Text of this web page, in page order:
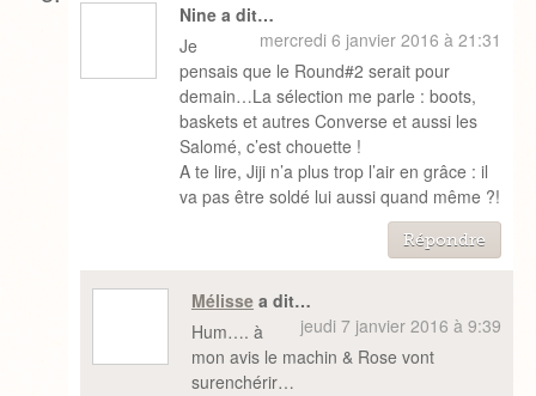
Nine a dit…
mercredi 6 janvier 2016 à 21:31
Je
pensais que le Round#2 serait pour
demain…La sélection me parle : boots,
baskets et autres Converse et aussi les
Salomé, c’est chouette !
A te lire, Jiji n’a plus trop l’air en grâce : il
va pas être soldé lui aussi quand même ?!
Répondre
Mélissea dit…
jeudi 7 janvier 2016 à 9:39
Hum…. à
mon avis le machin & Rose vont
surenchérir…